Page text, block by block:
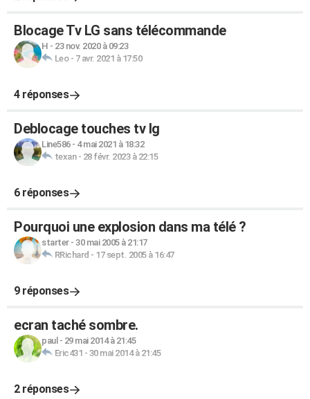
Blocage Tv LG sans télécommande
H - 23 nov. 2020 à 09:23
Leo- 7 avr. 2021 à 17:50
4 réponses
Deblocage touches tv lg
Line586- 4 mai 2021 à 18:32
texan- 28 févr. 2023 à 22:15
6 réponses
Pourquoi une explosion dans ma télé ?
starter- 30 mai 2005 à 21:17
RRichard - 17 sept. 2005 à 16:47
9 réponses
ecran taché sombre.
paul - 29 mai 2014 à 21:45
Eric431 - 30 mai 2014 à 21:45
2 réponses